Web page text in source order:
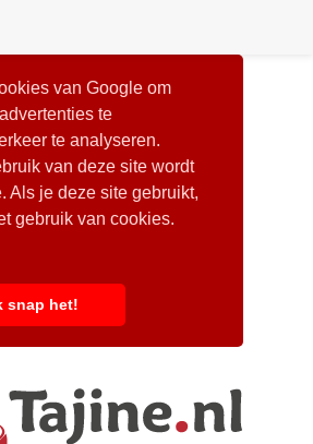
van Google om
te
te analyseren.
van deze site wordt
Als je deze site gebruikt,
gebruik van cookies.
snap het!